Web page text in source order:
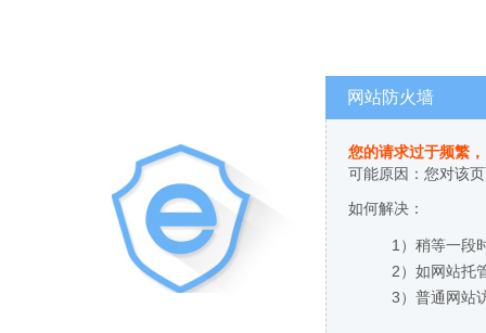
网站防火墙
您的请求过于频繁
可能原因：您对该
如何解决：
1）稍等一段
2）如网站托
3）普通网站